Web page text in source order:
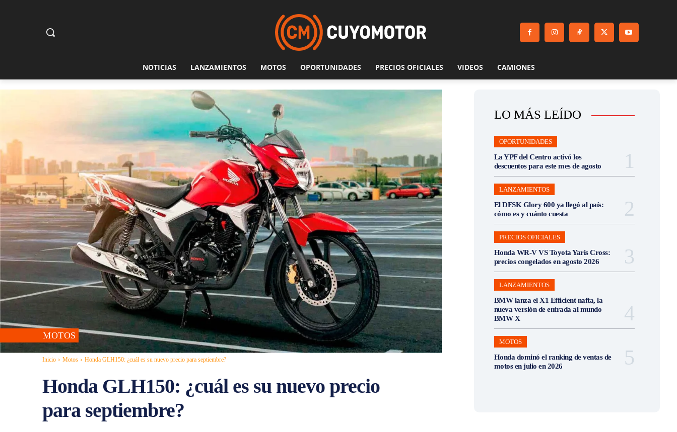
NOTICIAS LANZAMIENTOS MOTOS OPORTUNIDADES PRECIOS OFICIALES VIDEOS CAMIONES
MOTOS
Inicio Motos Honda GLH150: ¿cuál es su nuevo precio para septiembre?
Honda GLH150: ¿cuál es su nuevo precio
para septiembre?
LO MÁS LEÍDO
OPORTUNIDADES
La YPF del Centro activó los
descuentos para este mes de agosto
LANZAMIENTOS
El DFSK Glory 600 ya llegó al país:
cómo es y cuánto cuesta
PRECIOS OFICIALES
Honda WR-V VS Toyota Yaris Cross:
precios congelados en agosto 2026
LANZAMIENTOS
BMW lanza el X1 Efficient nafta, la
nueva versión de entrada al mundo
BMW X
MOTOS
Honda dominó el ranking de ventas de
motos en julio en 2026